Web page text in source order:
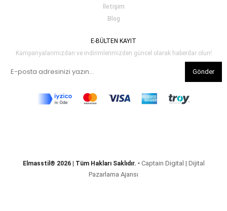
İletişim
Blog
E-BÜLTEN KAYIT
Kampanyalarımızdan ve indirimlerimizden güncel olarak haberdar olun!
Gönder
Elmasstil® 2026 | Tüm Hakları Saklıdır. • Captain Digital | Dijital
Pazarlama Ajansı